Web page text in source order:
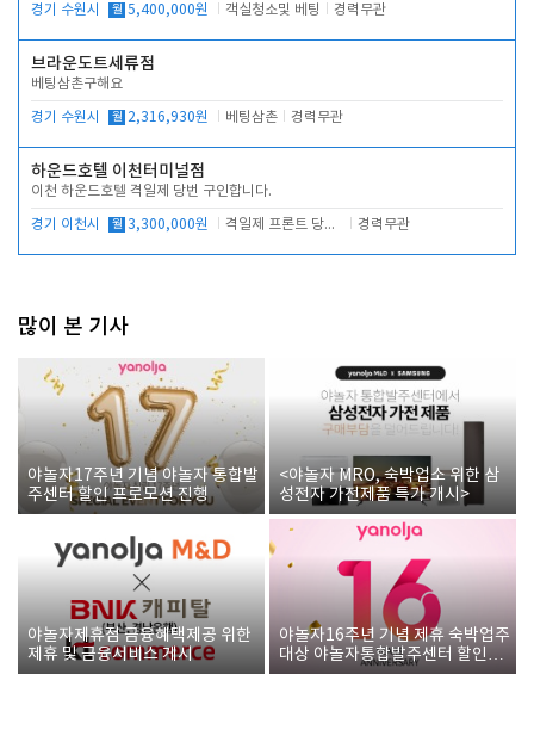
경기 수원시 월 5,400,000원 객실청소및 베팅 경력무관
브라운도트세류점
베팅삼촌구해요
경기 수원시 월 2,316,930원 베팅삼촌 경력무관
하운드호텔 이천터미널점
이천 하운드호텔 격일제 당번 구인합니다.
경기 이천시 월 3,300,000원 격일제 프론트 당번 업무로 주차 및 객실 점검 경력무관
많이 본 기사
야놀자17주년 기념 야놀자 통합발
주센터 할인 프로모션 진행
<야놀자 MRO, 숙박업소 위한 삼
성전자 가전제품 특가 개시>
야놀자제휴점 금융혜택제공 위한
제휴 및 금융서비스 게시
야놀자16주년 기념 제휴 숙박업주
대상 야놀자통합발주센터 할인쿠
폰 증정